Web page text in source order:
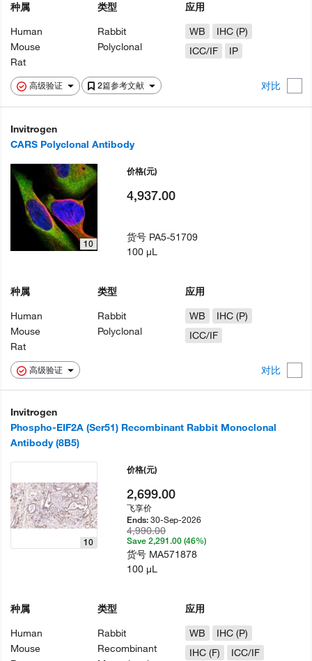
高级验证 2篇参考文献 对比
种属
Human
Mouse
Rat
类型
Rabbit
Polyclonal
应用
WB
IHC (P)
ICC/IF
IP
Invitrogen
CARS Polyclonal Antibody
高级验证 对比
10
种属
Human
Mouse
Rat
类型
Rabbit
Polyclonal
应用
WB
IHC (P)
ICC/IF
价格(元)
4,937.00
货号 PA5-51709
100 µL
Invitrogen
Phospho-EIF2A (Ser51) Recombinant Rabbit Monoclonal
Antibody (8B5)
10
种属
Human
Mouse
类型
Rabbit
Recombinant
应用
WB
IHC (P)
IHC (F)
ICC/IF
价格(元)
2,699.00
飞享价
Ends:30-Sep-2026
4,990.00
Save 2,291.00 (46%)
货号 MA571878
100 µL